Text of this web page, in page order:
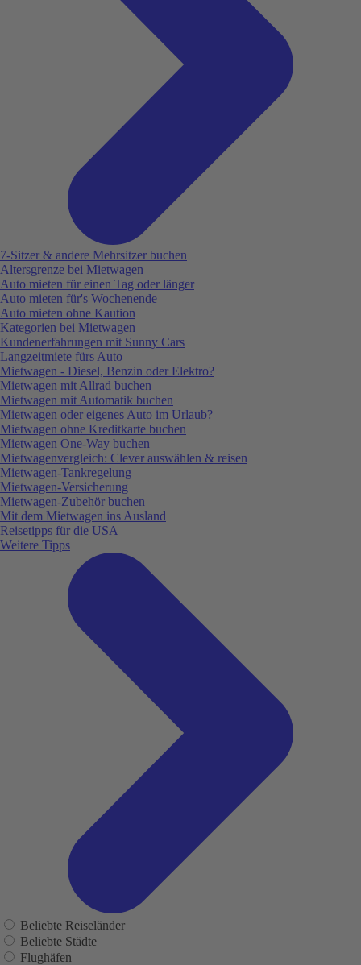
7-Sitzer & andere Mehrsitzer buchen
Altersgrenze bei Mietwagen
Auto mieten für einen Tag oder länger
Auto mieten für's Wochenende
Auto mieten ohne Kaution
Kategorien bei Mietwagen
Kundenerfahrungen mit Sunny Cars
Langzeitmiete fürs Auto
Mietwagen - Diesel, Benzin oder Elektro?
Mietwagen mit Allrad buchen
Mietwagen mit Automatik buchen
Mietwagen oder eigenes Auto im Urlaub?
Mietwagen ohne Kreditkarte buchen
Mietwagen One-Way buchen
Mietwagenvergleich: Clever auswählen & reisen
Mietwagen-Tankregelung
Mietwagen-Versicherung
Mietwagen-Zubehör buchen
Mit dem Mietwagen ins Ausland
Reisetipps für die USA
Weitere Tipps
Beliebte Reiseländer
Beliebte Städte
Flughäfen